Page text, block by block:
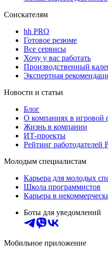
Соискателям
hh PRO
Готовое резюме
Все сервисы
Хочу у вас работать
Производственный
Экспертная
Новости и статьи
Блог
О компаниях в игровой
Жизнь в компании
ИТ-проекты
Рейтинг работодателей
Молодым специалистам
Карьера для молодых
Школа программистов
Карьера в
Боты для уведомлений
Мобильное приложение